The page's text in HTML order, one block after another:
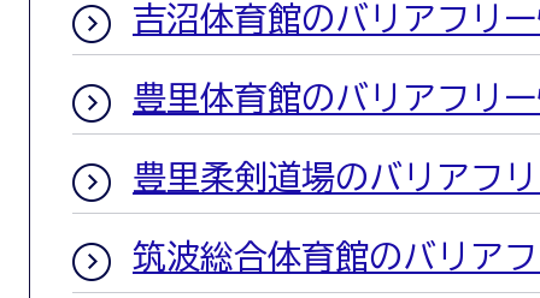
吉沼体育館のバリアフリ
豊里体育館のバリアフリ
豊里柔剣道場のバリアフ
筑波総合体育館のバリア